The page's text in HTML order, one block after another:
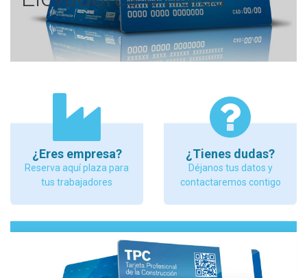
¿Eres empresa?
Reserva aquí plaza para
tus trabajadores
¿Tienes dudas?
Déjanos tus datos y
contactaremos contigo